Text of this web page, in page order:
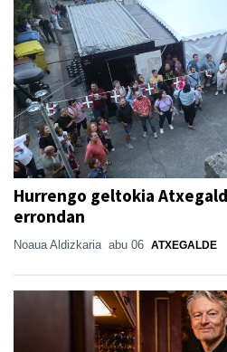
Hurrengo geltokia
errondan
Noaua Aldizkaria abu 06 ATXEGALDE